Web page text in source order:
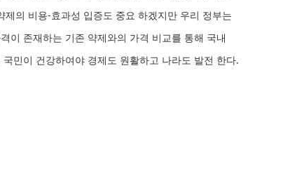
의 비용-효과성 입증도 중요 하겠지만 우리 정부는
이 존재하는 기존 약제와의 가격 비교를 통해 국내
민이 건강하여야 경제도 원활하고 나라도 발전 한다.